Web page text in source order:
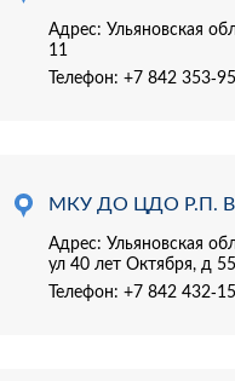
Адрес: Ульяновская
11
Телефон: +7 842 353-
МКУ ДО ЦДО Р.П.
Адрес: Ульяновская
ул 40 лет Октября, д 55
Телефон: +7 842 432-